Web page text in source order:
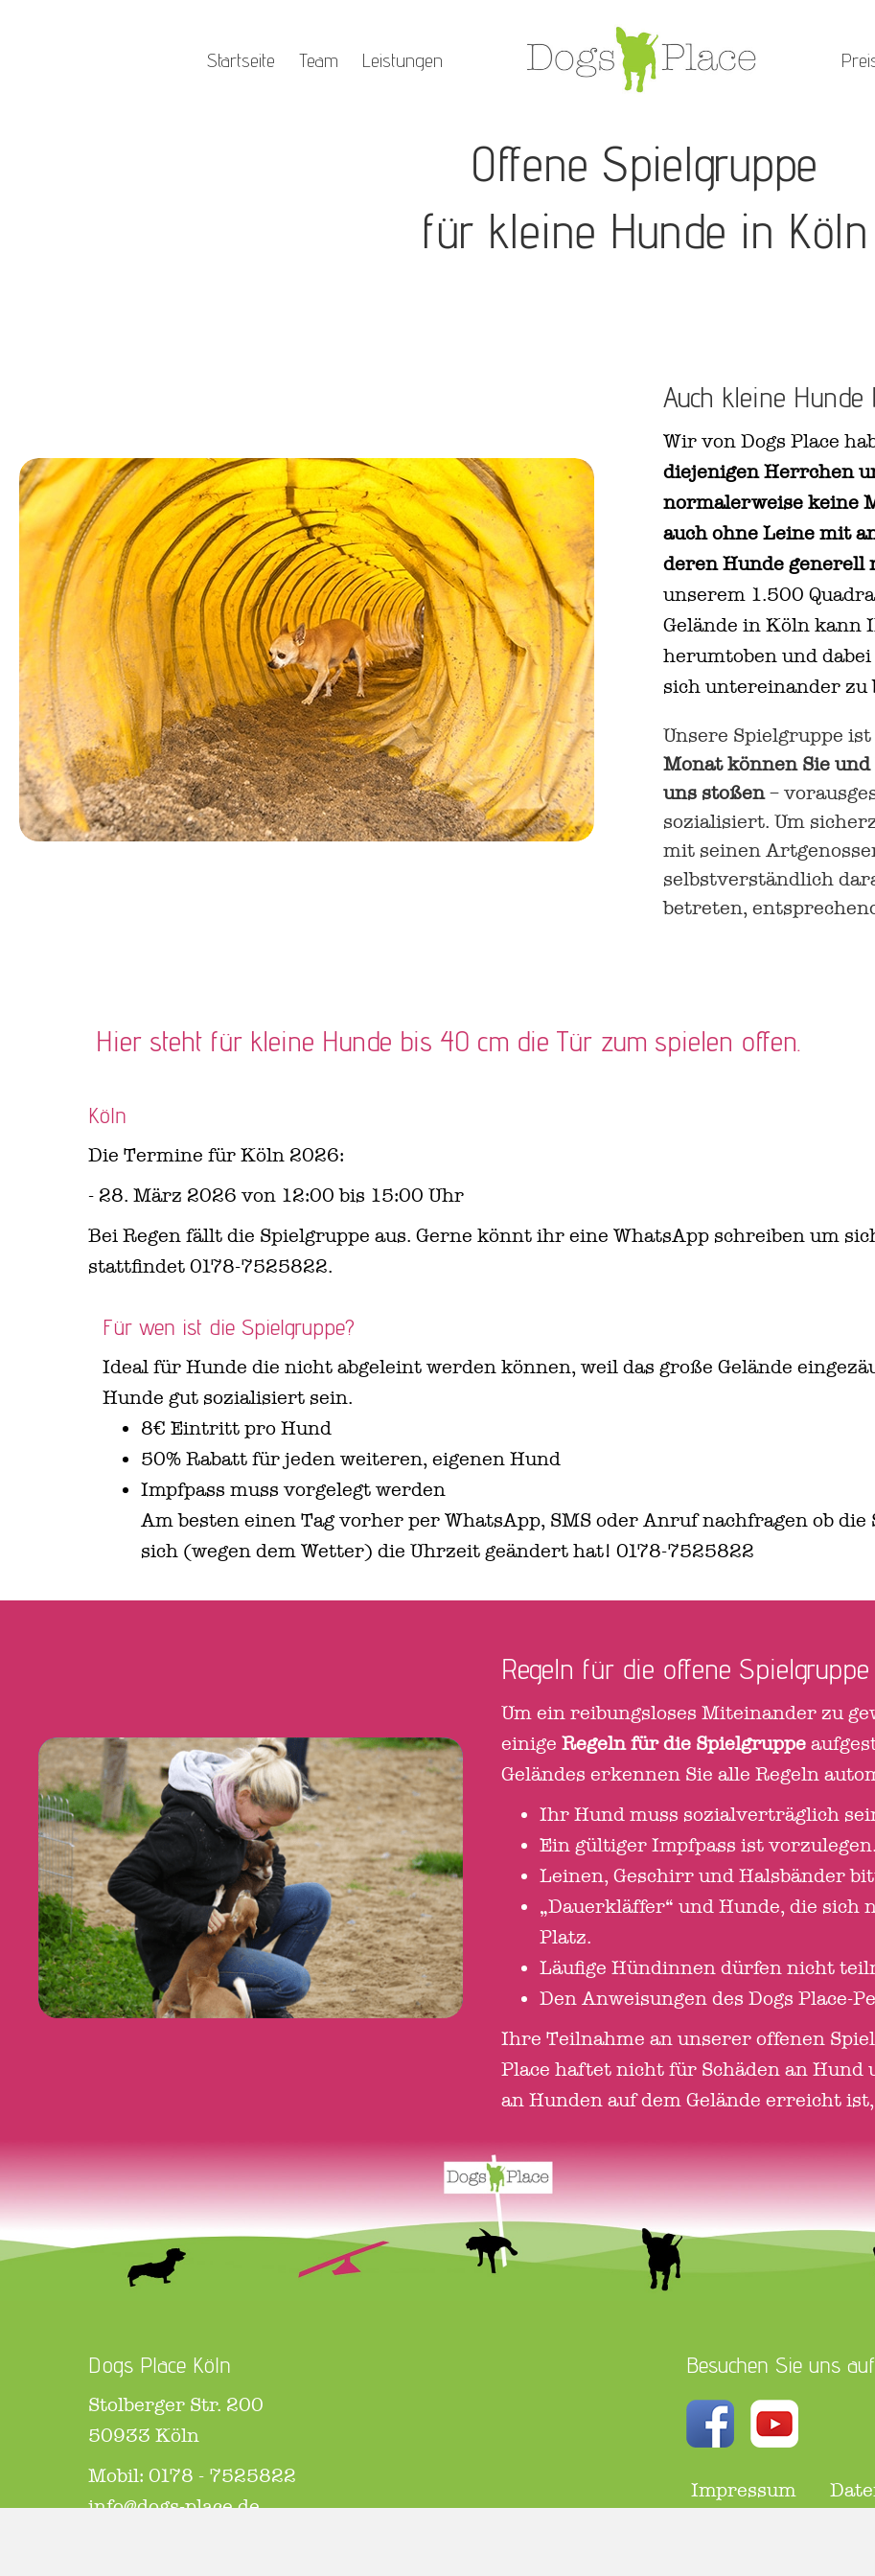
Startseite Team Leistungen
Offene Spielgruppe
für kleine Hunde in Köln
Auch kleine
Wir von Dogs Place
diejenigen Herrchen
normalerweise keine
auch ohne Leine mit
deren Hunde generell
unserem 1.500
Gelände in Köln kann
herumtoben und
sich untereinander zu
Unsere Spielgruppe
Monat können Sie
uns stoßen–
sozialisiert. Um
mit seinen
selbstverständlich
betreten,
Hier steht für kleine Hunde bis 40 cm die Tür zum spielen offen.
Köln
Die Termine für Köln 2026:
- 28. März 2026 von 12:00 bis 15:00 Uhr
Bei Regen fällt die Spielgruppe aus. Gerne könnt ihr eine WhatsApp schreiben um
stattfindet 0178-7525822.
Für wen ist die Spielgruppe?
Ideal für Hunde die nicht abgeleint werden können, weil das große Gelände
Hunde gut sozialisiert sein.
8€ Eintritt pro Hund
50% Rabatt für jeden weiteren, eigenen Hund
Impfpass muss vorgelegt werden
Am besten einen Tag vorher per WhatsApp, SMS oder Anruf nachfragen ob
sich (wegen dem Wetter) die Uhrzeit geändert hat! 0178-7525822
Regeln für die offene Spielgruppe
Um ein reibungsloses Miteinander zu
einigeRegeln für die Spielgruppe
Geländes erkennen Sie alle Regeln
Ihr Hund muss sozialverträglich
Ein gültiger Impfpass ist vorzulegen.
Leinen, Geschirr und Halsbänder
„Dauerkläffer“ und Hunde, die sich
Platz.
Läufige Hündinnen dürfen nicht
Den Anweisungen des Dogs Place-
Ihre Teilnahme an unserer offenen
Place haftet nicht für Schäden an
an Hunden auf dem Gelände erreicht
Dogs Place Köln
Stolberger Str. 200
50933 Köln
Mobil: 0178 - 7525822
info@dogs-place.de
Besuchen Sie uns auf
Impressum